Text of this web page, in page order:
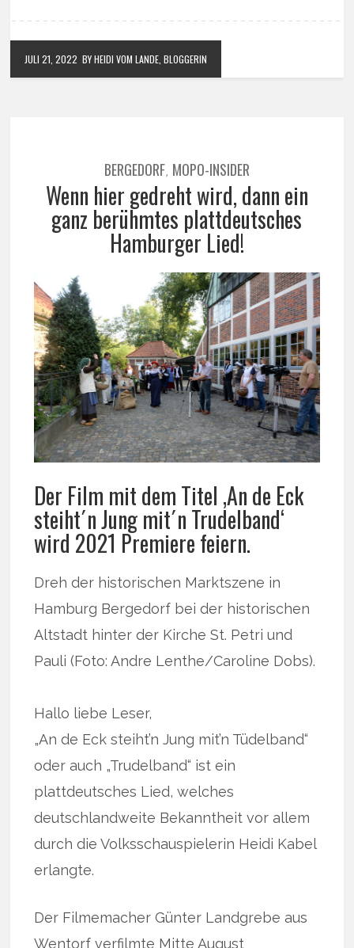
JULI 21, 2022 BY HEIDI VOM LANDE, BLOGGERIN
BERGEDORF, MOPO-INSIDER
Wenn hier gedreht wird, dann ein
ganz berühmtes plattdeutsches
Hamburger Lied!
Der Film mit dem Titel ‚An de Eck
steiht´n Jung mit´n Trudelband‘
wird 2021 Premiere feiern.
Dreh der historischen Marktszene in
Hamburg Bergedorf bei der historischen
Altstadt hinter der Kirche St. Petri und
Pauli (Foto: Andre Lenthe/Caroline Dobs).
Hallo liebe Leser,
„An de Eck steiht’n Jung mit’n Tüdelband“
oder auch „Trudelband“ ist ein
plattdeutsches Lied, welches
deutschlandweite Bekanntheit vor allem
durch die Volksschauspielerin Heidi Kabel
erlangte.
Der Filmemacher Günter Landgrebe aus
Wentorf verfilmte Mitte August